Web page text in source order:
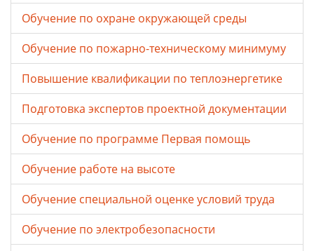
Обучение по охране окружающей среды
Обучение по пожарно-техническому минимуму
Повышение квалификации по теплоэнергетике
Подготовка экспертов проектной документации
Обучение по программе Первая помощь
Обучение работе на высоте
Обучение специальной оценке условий труда
Обучение по электробезопасности